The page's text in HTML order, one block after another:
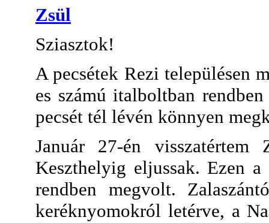
Zsül
Sziasztok!
A pecsétek Rezi településen
es számú italboltban
pecsét tél lévén könnyen
Január 27-én visszatértem
Keszthelyig eljussak. Ezen
rendben megvolt.
keréknyomokról letérve, a